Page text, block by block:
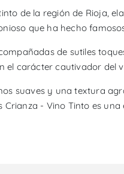
de la región de Rioja,
que ha hecho
de sutiles
carácter cautivador del
suaves y una textura
- Vino Tinto es